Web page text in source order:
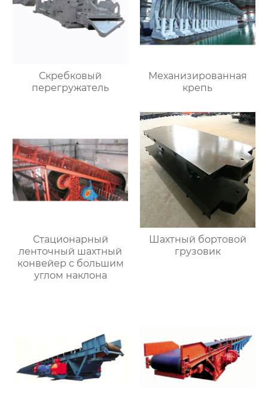
Скребковый
перегружатель
Механизированная
крепь
Стационарный
ленточный шахтный
конвейер с большим
углом наклона
Шахтный бортовой
грузовик